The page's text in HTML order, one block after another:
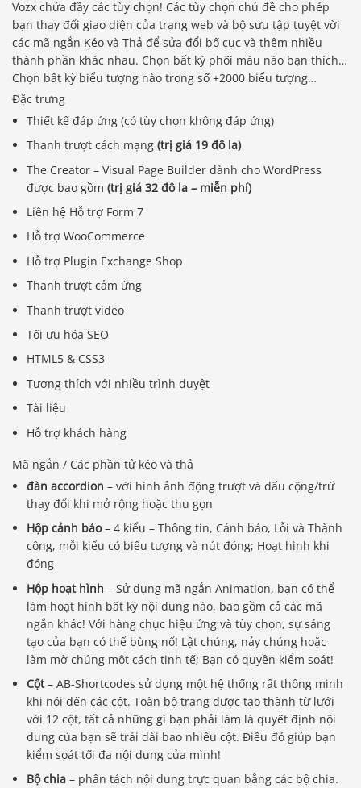
Vozx chứa đầy các tùy chọn! Các tùy chọn chủ đề cho phép
bạn thay đổi giao diện của trang web và bộ sưu tập tuyệt vời
các mã ngắn Kéo và Thả để sửa đổi bố cục và thêm nhiều
thành phần khác nhau. Chọn bất kỳ phối màu nào bạn thích…
Chọn bất kỳ biểu tượng nào trong số +2000 biểu tượng…
Đặc trưng
Thiết kế đáp ứng (có tùy chọn không đáp ứng)
Thanh trượt cách mạng(trị giá 19 đô la)
The Creator – Visual Page Builder dành cho WordPress
được bao gồm(trị giá 32 đô la – miễn phí)
Liên hệ Hỗ trợ Form 7
Hỗ trợ WooCommerce
Hỗ trợ Plugin Exchange Shop
Thanh trượt cảm ứng
Thanh trượt video
Tối ưu hóa SEO
HTML5 & CSS3
Tương thích với nhiều trình duyệt
Tài liệu
Hỗ trợ khách hàng
Mã ngắn / Các phần tử kéo và thả
đàn accordion – với hình ảnh động trượt và dấu cộng/trừ
thay đổi khi mở rộng hoặc thu gọn
Hộp cảnh báo– 4 kiểu – Thông tin, Cảnh báo, Lỗi và Thành
công, mỗi kiểu có biểu tượng và nút đóng; Hoạt hình khi
đóng
Hộp hoạt hình – Sử dụng mã ngắn Animation, bạn có thể
làm hoạt hình bất kỳ nội dung nào, bao gồm cả các mã
ngắn khác! Với hàng chục hiệu ứng và tùy chọn, sự sáng
tạo của bạn có thể bùng nổ! Lật chúng, nảy chúng hoặc
làm mờ chúng một cách tinh tế; Bạn có quyền kiểm soát!
Cột– AB-Shortcodes sử dụng một hệ thống rất thông minh
khi nói đến các cột. Toàn bộ trang được tạo thành từ lưới
với 12 cột, tất cả những gì bạn phải làm là quyết định nội
dung của bạn sẽ trải dài bao nhiêu cột. Điều đó giúp bạn
kiểm soát tối đa nội dung của mình!
Bộ chia – phân tách nội dung trực quan bằng các bộ chia.